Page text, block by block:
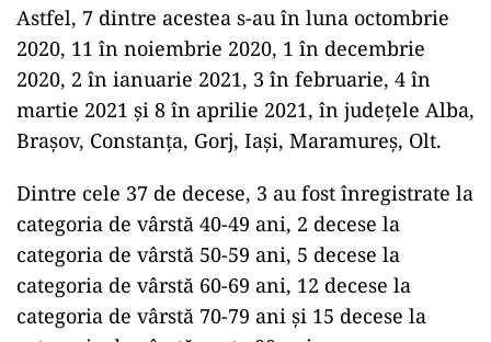
Astfel, 7 dintre acestea s-au în luna octombrie
2020, 11 în noiembrie 2020, 1 în decembrie
2020, 2 în ianuarie 2021, 3 în februarie, 4 în
martie 2021 și 8 în aprilie 2021, în județele Alba,
Brașov, Constanța, Gorj, Iași, Maramureș, Olt.
Dintre cele 37 de decese, 3 au fost înregistrate la
categoria de vârstă 40-49 ani, 2 decese la
categoria de vârstă 50-59 ani, 5 decese la
categoria de vârstă 60-69 ani, 12 decese la
categoria de vârstă 70-79 ani și 15 decese la